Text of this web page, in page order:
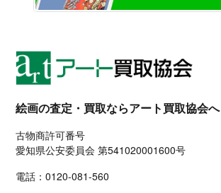
絵画の査定・買取ならアート買取協会へ
古物商許可番号
愛知県公安委員会 第541020001600号
電話：0120-081-560